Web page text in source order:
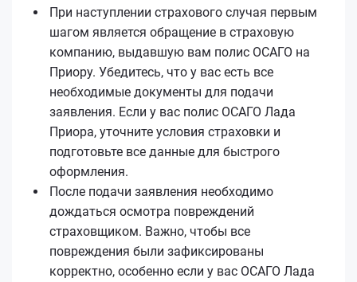
При наступлении страхового случая первым
шагом является обращение в страховую
компанию, выдавшую вам полис ОСАГО на
Приору. Убедитесь, что у вас есть все
необходимые документы для подачи
заявления. Если у вас полис ОСАГО Лада
Приора, уточните условия страховки и
подготовьте все данные для быстрого
оформления.
После подачи заявления необходимо
дождаться осмотра повреждений
страховщиком. Важно, чтобы все
повреждения были зафиксированы
корректно, особенно если у вас ОСАГО Лада